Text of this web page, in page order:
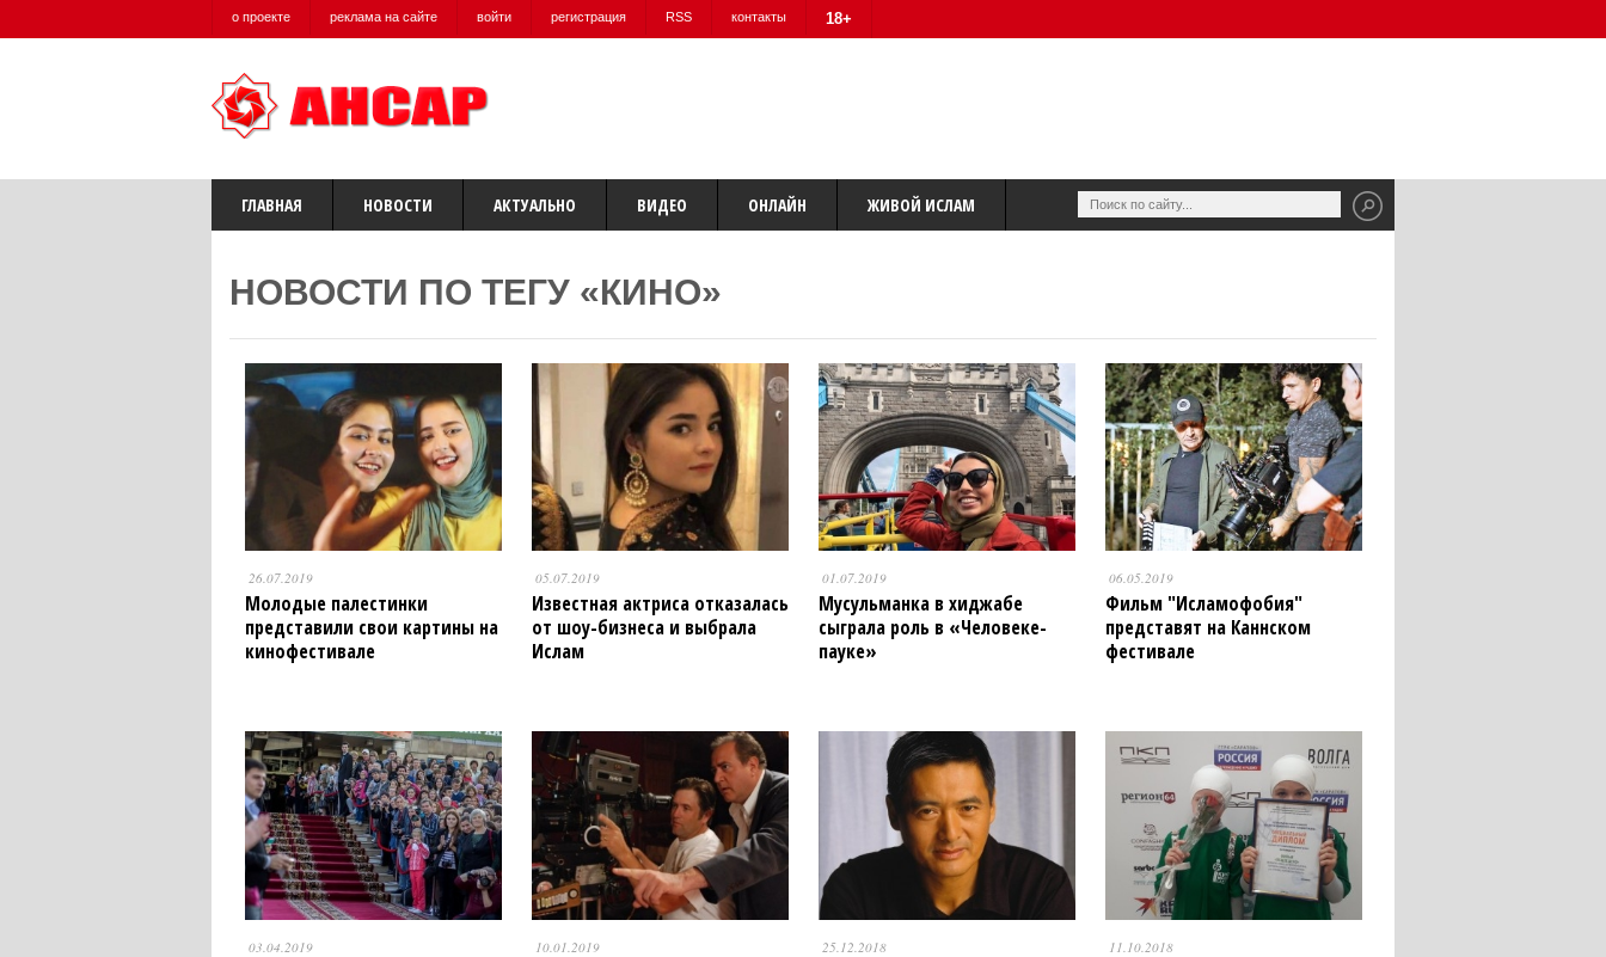
о проекте реклама на сайте войти регистрация RSS контакты 18+
ГЛАВНАЯ НОВОСТИ АКТУАЛЬНО ВИДЕО ОНЛАЙН ЖИВОЙ ИСЛАМ
НОВОСТИ ПО ТЕГУ «КИНО»
26.07.2019
Молодые палестинки
представили свои картины на
кинофестивале
05.07.2019
Известная актриса отказалась
от шоу-бизнеса и выбрала
Ислам
01.07.2019
Мусульманка в хиджабе
сыграла роль в «Человеке-
пауке»
06.05.2019
Фильм "Исламофобия"
представят на Каннском
фестивале
03.04.2019 10.01.2019 25.12.2018 11.10.2018